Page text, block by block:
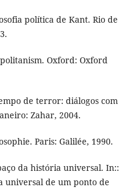
política de Kant. Rio de
Oxford: Oxford
de terror: diálogos com
Zahar, 2004.
Paris: Galilée, 1990.
da história universal. In::
universal de um ponto de